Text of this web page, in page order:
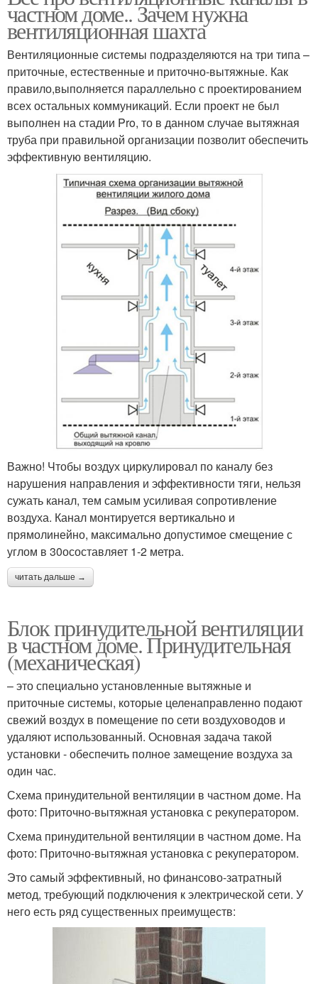
частном доме.. Зачем нужна
вентиляционная шахта
Вентиляционные системы подразделяются на три типа –
приточные, естественные и приточно-вытяжные. Как
правило,выполняется параллельно с проектированием
всех остальных коммуникаций. Если проект не был
выполнен на стадии Pro, то в данном случае вытяжная
труба при правильной организации позволит обеспечить
эффективную вентиляцию.
Важно! Чтобы воздух циркулировал по каналу без
нарушения направления и эффективности тяги, нельзя
сужать канал, тем самым усиливая сопротивление
воздуха. Канал монтируется вертикально и
прямолинейно, максимально допустимое смещение с
углом в 30осоставляет 1-2 метра.
читать дальше →
Блок принудительной вентиляции
в частном доме. Принудительная
(механическая)
– это специально установленные вытяжные и
приточные системы, которые целенаправленно подают
свежий воздух в помещение по сети воздуховодов и
удаляют использованный. Основная задача такой
установки - обеспечить полное замещение воздуха за
один час.
Схема принудительной вентиляции в частном доме. На
фото: Приточно-вытяжная установка с рекуператором.
Схема принудительной вентиляции в частном доме. На
фото: Приточно-вытяжная установка с рекуператором.
Это самый эффективный, но финансово-затратный
метод, требующий подключения к электрической сети. У
него есть ряд существенных преимуществ: